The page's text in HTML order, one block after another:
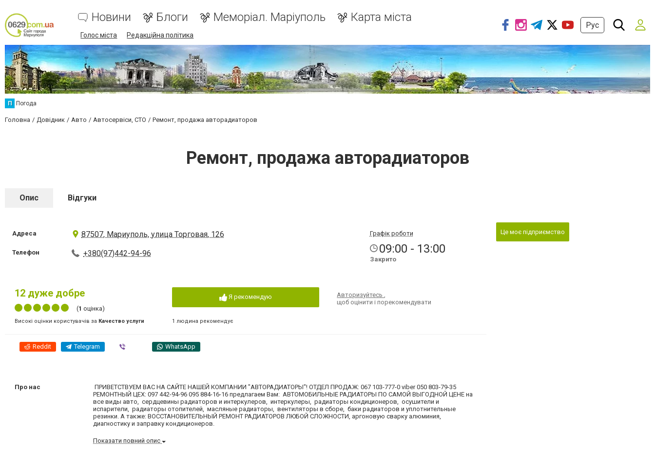
Новини Блоги Меморіал. Маріуполь Карта міста
Голос міста Редакційна політика
Рус
П Погода
Головна Довідник Авто Автосервіси, СТО Ремонт, продажа авторадиаторов
Ремонт, продажа авторадиаторов
Опис Відгуки
Адреса 87507, Мариуполь, улица Торговая, 126
Телефон +380(97)442-94-96
Графік роботи
09:00 - 13:00
Закрито
12 дуже добре
(1 оцінка)
Високі оцінки користувачів за Качество услуги
Я рекомендую
1 людина рекомендує
Авторизуйтесь,
щоб оцінити і порекомендувати
Reddit Telegram WhatsApp
Про нас
ПРИВЕТСТВУЕМ ВАС НА САЙТЕ НАШЕЙ КОМПАНИИ "АВТОРАДИАТОРЫ"! ОТДЕЛ ПРОДАЖ: 067 103-777-0 viber 050 803-79-35
РЕМОНТНЫЙ ЦЕХ: 097 442-94-96 095 884-16-16 предлагаем Вам: АВТОМОБИЛЬНЫЕ РАДИАТОРЫ ПО САМОЙ ВЫГОДНОЙ ЦЕНЕ на
все виды авто, сердцевины радиаторов и интеркулеров, интеркулеры, радиаторы кондиционеров, осушители и
испарители, радиаторы отопителей, масляные радиаторы, вентиляторы в сборе, баки радиаторов и уплотнительные
резинки. А также: ВОССТАНОВИТЕЛЬНЫЙ РЕМОНТ РАДИАТОРОВ ЛЮБОЙ СЛОЖНОСТИ, аргоновую сварку алюминия,
диагностику и заправку кондиционеров.
Показати повний опис
Це моє підприємство